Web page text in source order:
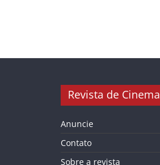
Revista de Cinema
Anuncie
Contato
Sobre a revista